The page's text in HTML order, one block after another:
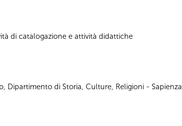
di catalogazione e attività didattiche
Dipartimento di Storia, Culture, Religioni - Sapienza